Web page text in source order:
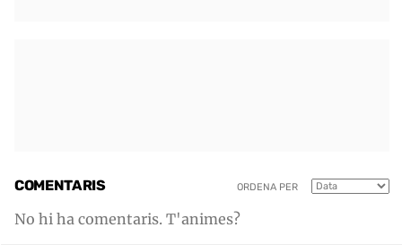
COMENTARIS ORDENA PER
No hi ha comentaris. T'animes?